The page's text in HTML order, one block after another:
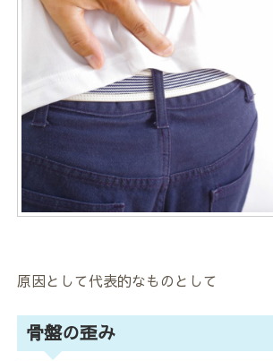
原因として代表的なものとして
骨盤の歪み